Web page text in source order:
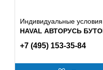
Индивидуальные
HAVAL АВТОРУСЬ
+7 (495) 153-35-84